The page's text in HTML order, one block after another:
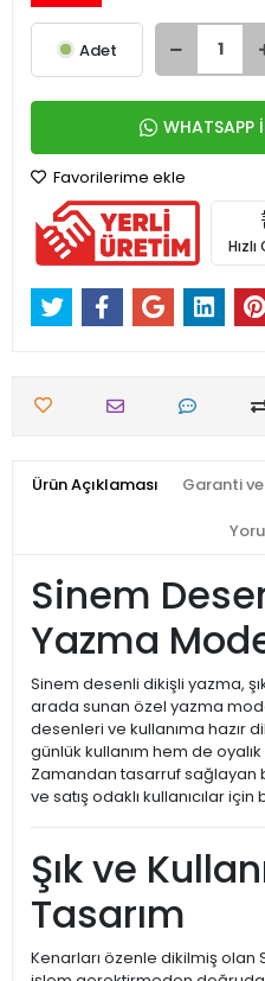
Adet
WHATSAPP
Favorilerime ekle
Ürün Açıklaması Garanti
Sinem
Yazma
Sinem desenli dikişli yazma,
arada sunan özel yazma
desenleri ve kullanıma hazır
günlük kullanım hem de
Zamandan tasarruf sağlayan
ve satış odaklı kullanıcılar
Şık ve
Tasarım
Kenarları özenle dikilmiş